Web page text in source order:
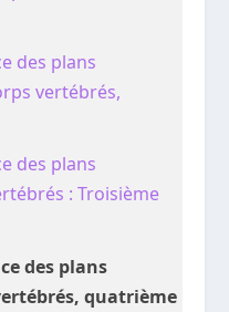
des plans
vertébrés,
des plans
: Troisième
des plans
quatrième